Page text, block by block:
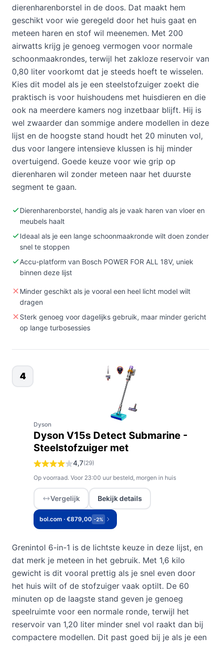
dierenharenborstel in de doos. Dat maakt hem
geschikt voor wie geregeld door het huis gaat en
meteen haren en stof wil meenemen. Met 200
airwatts krijg je genoeg vermogen voor normale
schoonmaakrondes, terwijl het zakloze reservoir van
0,80 liter voorkomt dat je steeds hoeft te wisselen.
Kies dit model als je een steelstofzuiger zoekt die
praktisch is voor huishoudens met huisdieren en die
ook na meerdere kamers nog inzetbaar blijft. Hij is
wel zwaarder dan sommige andere modellen in deze
lijst en de hoogste stand houdt het 20 minuten vol,
dus voor langere intensieve klussen is hij minder
overtuigend. Goede keuze voor wie grip op
dierenharen wil zonder meteen naar het duurste
segment te gaan.
Dierenharenborstel, handig als je vaak haren van vloer en
meubels haalt
Ideaal als je een lange schoonmaakronde wilt doen zonder
snel te stoppen
Accu-platform van Bosch POWER FOR ALL 18V, uniek
binnen deze lijst
Minder geschikt als je vooral een heel licht model wilt
dragen
Sterk genoeg voor dagelijks gebruik, maar minder gericht
op lange turbosessies
4
Dyson
Dyson V15s Detect Submarine -
Steelstofzuiger met
4,7(29)
Op voorraad. Voor 23:00 uur besteld, morgen in huis
Vergelijk Bekijk details
bol.com · €879,00 -2%
Grenintol 6-in-1 is de lichtste keuze in deze lijst, en
dat merk je meteen in het gebruik. Met 1,6 kilo
gewicht is dit vooral prettig als je snel even door
het huis wilt of de stofzuiger vaak optilt. De 60
minuten op de laagste stand geven je genoeg
speelruimte voor een normale ronde, terwijl het
reservoir van 1,20 liter minder snel vol raakt dan bij
compactere modellen. Dit past goed bij je als je een